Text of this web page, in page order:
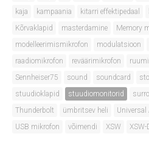
kaja
kampaania kitarri effektipedaal
Kõrvaklapid
masterdamine Memory
modelleerimismikrofon
modulatsioon
raadiomikrofon
reväärimikrofon
Sennheiser75
sound soundcard
stuudioklapid
stuudiomonitorid
Thunderbolt
ümbritsev heli Universal
USB mikrofon
võimendi XSW XSW-